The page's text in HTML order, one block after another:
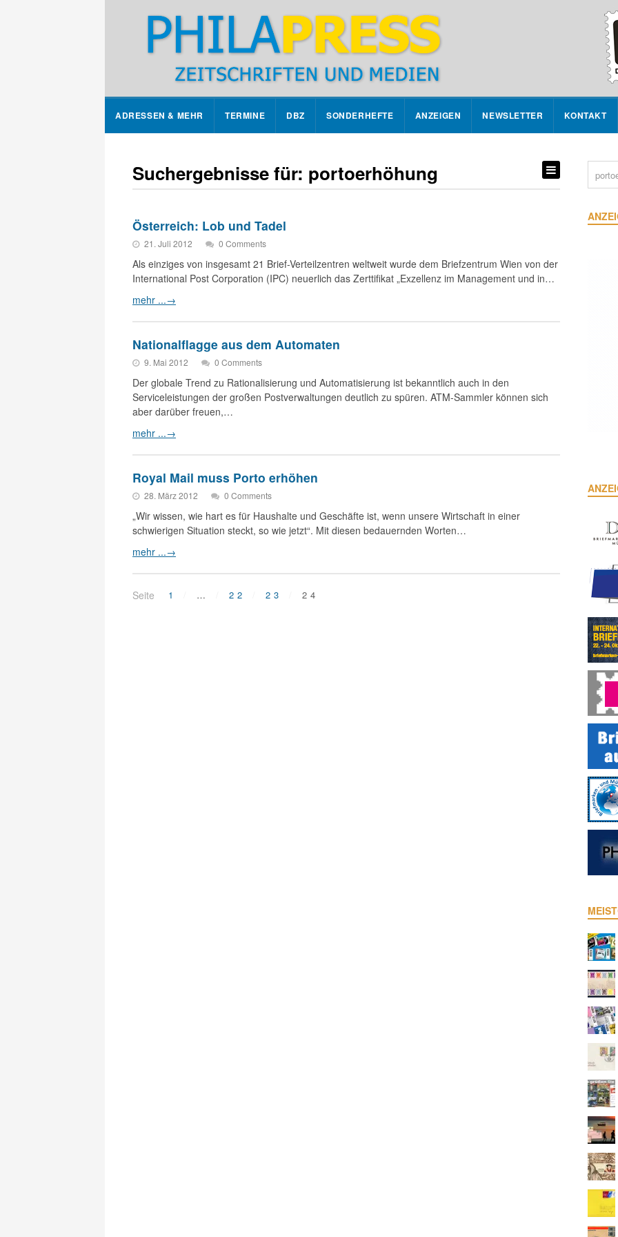
ADRESSEN & MEHR TERMINE DBZ SONDERHEFTE ANZEIGEN NEWSLETTER KONTAKT
Suchergebnisse für: portoerhöhung
Österreich: Lob und Tadel
21. Juli 2012 0 Comments
Als einziges von insgesamt 21 Brief-Verteilzentren weltweit wurde dem Briefzentrum Wien von der
International Post Corporation (IPC) neuerlich das Zerttifikat „Exzellenz im Management und in…
mehr ...→
Nationalflagge aus dem Automaten
9. Mai 2012 0 Comments
Der globale Trend zu Rationalisierung und Automatisierung ist bekanntlich auch in den
Serviceleistungen der großen Postverwaltungen deutlich zu spüren. ATM-Sammler können sich
aber darüber freuen,…
mehr ...→
Royal Mail muss Porto erhöhen
28. März 2012 0 Comments
„Wir wissen, wie hart es für Haushalte und Geschäfte ist, wenn unsere Wirtschaft in einer
schwierigen Situation steckt, so wie jetzt“. Mit diesen bedauernden Worten…
mehr ...→
Seite 1 … 22 23 24